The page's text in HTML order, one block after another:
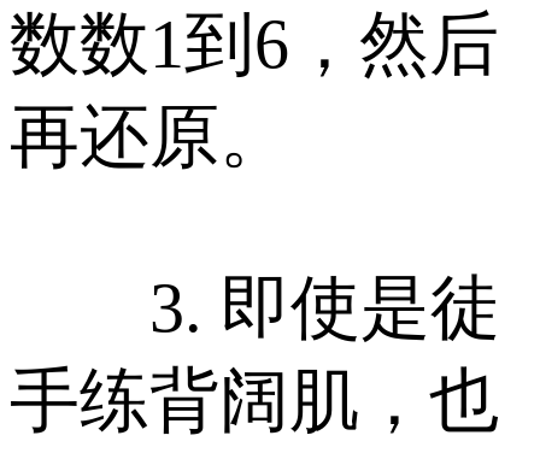
数数1到6，然后
再还原。
3. 即使是徒
手练背阔肌，也